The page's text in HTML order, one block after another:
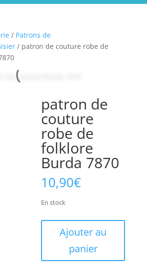
/ Patrons de
/ patron de couture robe de
patron de
couture
robe de
folklore
Burda 7870
10,90€
En stock
de
Ajouter au
panier